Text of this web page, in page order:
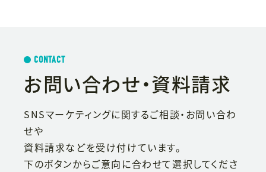
CONTACT
お問い合わせ・資料請求
SNSマーケティングに関するご相談・お問い合わ
せや
資料請求などを受け付けています。
下のボタンからご意向に合わせて選択してくださ